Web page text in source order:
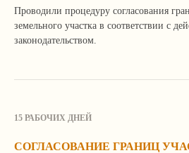
Проводили процедуру согласования
земельного участка в соответствии с
законодательством.
15 РАБОЧИХ ДНЕЙ
СОГЛАСОВАНИЕ ГРАНИЦ
Мы свяжемся с вами, уточним детали